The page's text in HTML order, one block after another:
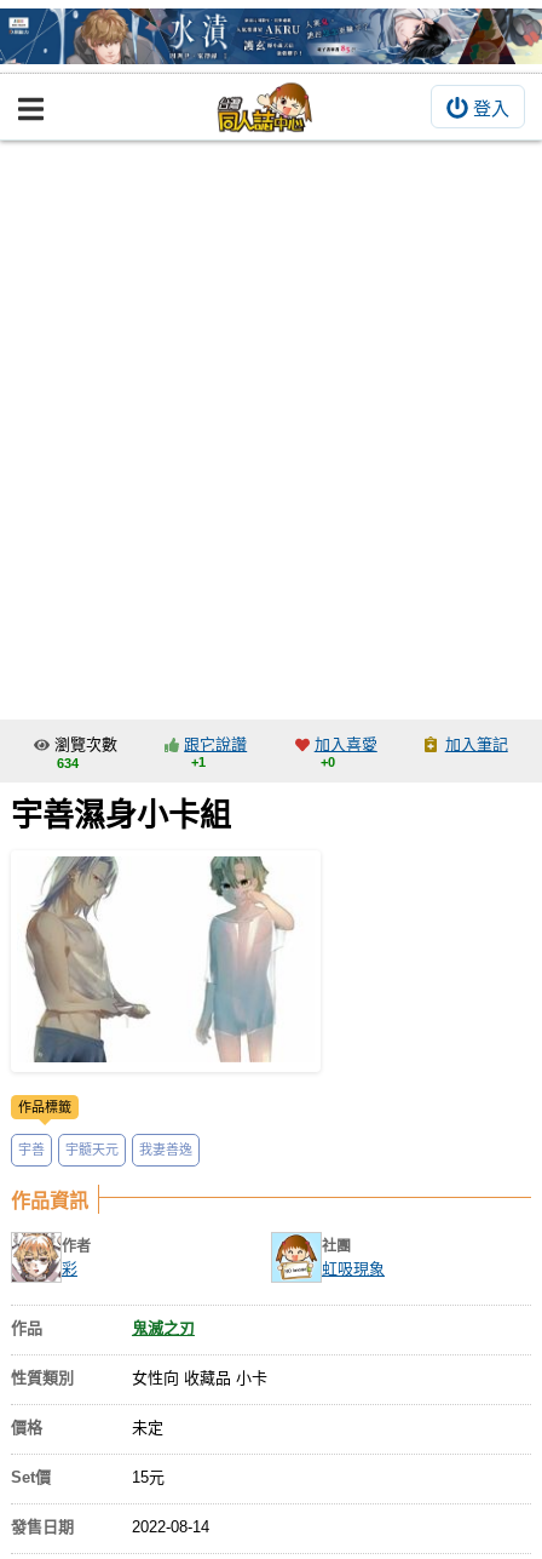
登入
BOOKY書集倉庫
交流中心
攤位轉讓區
會員中心
瀏覽次數
634
跟它說讚
+1
加入喜愛
+0
加入筆記
宇善濕身小卡組
作品標籤
宇善 宇髓天元 我妻善逸
作品資訊
作者
彩
社團
虹吸現象
作品 鬼滅之刃
性質類別 女性向 收藏品 小卡
價格 未定
Set價 15元
發售日期 2022-08-14